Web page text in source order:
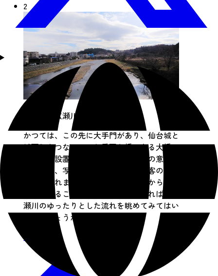
2
大橋から広瀬川を望む
かつては、この先に大手門があり、仙台城と
城下町をつないでいた重要な橋である大橋。
石灯籠も設置されており、その和風の意匠が
特徴的で、写真撮影をしている観光客の方の
姿を見られます。ちょうど橋の中央から広瀬
川の眺めることができ、天気が良ければ、広
瀬川のゆったりとした流れを眺めてみてはい
かがでしょうか？